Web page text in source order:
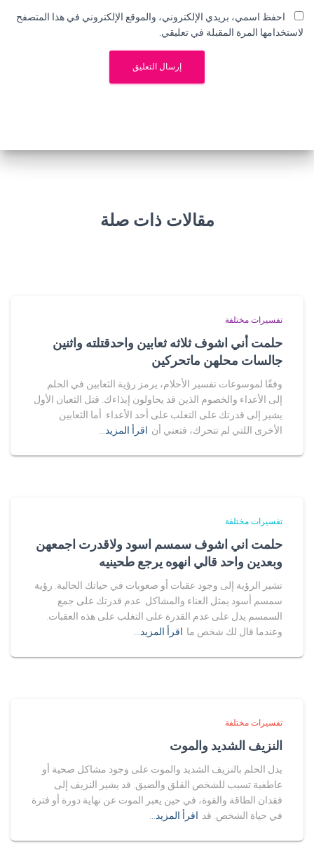
احفظ اسمي، بريدي الإلكتروني، والموقع الإلكتروني في هذا المتصفح
لاستخدامها المرة المقبلة في تعليقي.
مقالات ذات صلة
تفسيرات مختلفة
حلمت أني اشوف ثلاثه ثعابين واحدقتلته واثنين
جالسات محلهن ماتحركين
وفقًا لموسوعات تفسير الأحلام، يرمز رؤية الثعابين في الحلم
إلى الأعداء والخصوم الذين قد يحاولون إيذاءك. قتل الثعبان الأول
يشير إلى قدرتك على التغلب على أحد الأعداء. أما الثعابين
الأخرى اللتي لم تتحرك، فتعني أن اقرأ المزيد…
تفسيرات مختلفة
حلمت اني اشوف سمسم اسود ولاقدرت اجمعهن
وبعدين واحد قالي انهوه يرجع طحينيه
تشير الرؤية إلى وجود عقبات أو صعوبات في حياتك الحالية. رؤية
سمسم أسود يمثل العناء والمشاكل. عدم قدرتك على جمع
السمسم يدل على عدم القدرة على التغلب على هذه العقبات.
وعندما قال لك شخص ما اقرأ المزيد…
تفسيرات مختلفة
النزيف الشديد والموت
يدل الحلم بالنزيف الشديد والموت على وجود مشاكل صحية أو
عاطفية تسبب للشخص القلق والضيق. قد يشير النزيف إلى
فقدان الطاقة والقوة، في حين يعبر الموت عن نهاية دورة أو فترة
في حياة الشخص. قد اقرأ المزيد…